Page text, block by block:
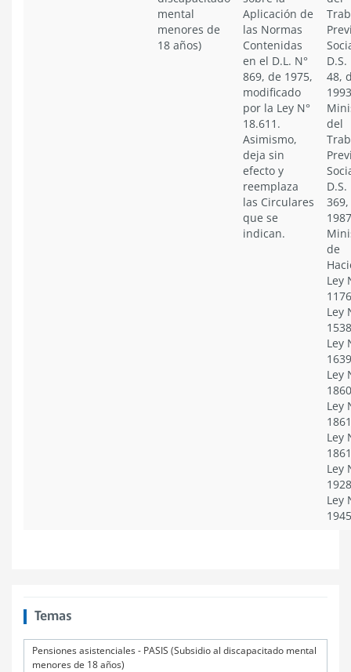
mental
menores de
18 años)
Aplicación de
las Normas
Contenidas
en el D.L. N°
869, de 1975,
modificado
por la Ley N°
18.611.
Asimismo,
deja sin
efecto y
reemplaza
las Circulares
que se
indican.
D.S.
48,
del
D.S.
de
Ley
Ley
Ley
Ley
Ley
Ley
Ley
Ley
Temas
Pensiones asistenciales - PASIS (Subsidio al discapacitado mental
menores de 18 años)